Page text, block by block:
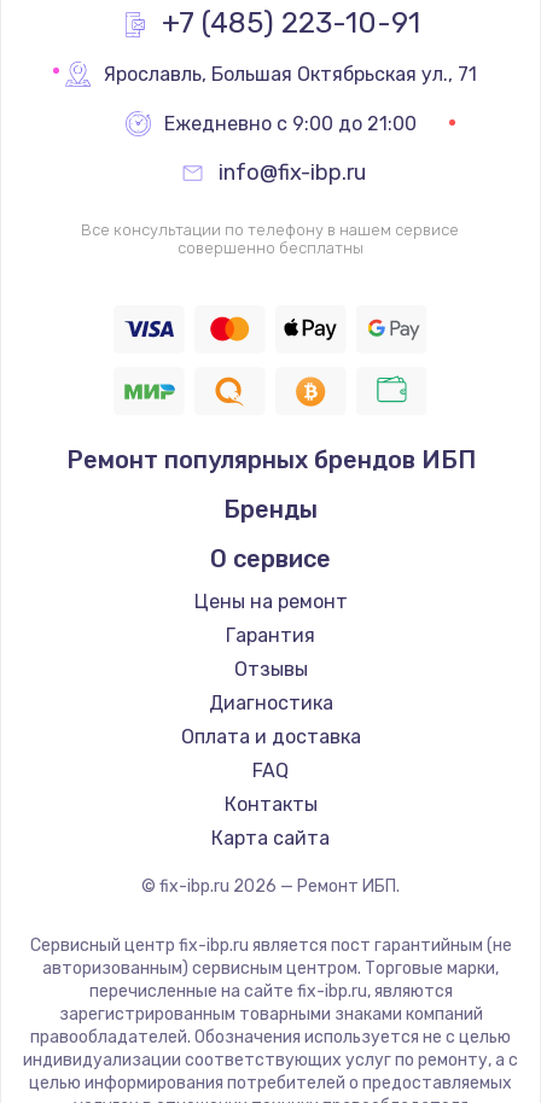
Заказать
Замена реле
700 руб.
Замена ТЭНа
2500 руб.
Замена шнура
1400 руб.
Заказать
Замена / ремонт электронного модуля
управления
600 руб.
Заказать
Замена конфорки
1100 руб.
Заказать
Замена платы сенсора
Заказать
Замена регулятора режимов конфорки
900 руб.
+7 (485) 223-10-91
Ярославль, Большая Октябрьская ул., 71
Ежедневно с 9:00 до 21:00
info@fix-ibp.ru
Все консультации по телефону в нашем сервисе
совершенно бесплатны
Ремонт популярных брендов ИБП
Бренды
О сервисе
Цены на ремонт
Гарантия
Отзывы
Диагностика
Оплата и доставка
FAQ
Контакты
Карта сайта
© fix-ibp.ru 2026 — Ремонт ИБП.
Сервисный центр fix-ibp.ru является пост гарантийным (не
авторизованным) сервисным центром. Торговые марки,
перечисленные на сайте fix-ibp.ru, являются
зарегистрированным товарными знаками компаний
правообладателей. Обозначения используется не с целью
индивидуализации соответствующих услуг по ремонту, а с
целью информирования потребителей о предоставляемых